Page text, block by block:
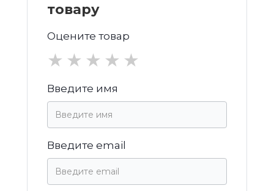
товару
Оцените товар
★
★
★
★
★
Введите имя
Введите email